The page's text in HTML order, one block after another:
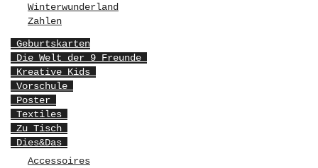
Winterwunderland
Zahlen
Geburtskarten
Die Welt der 9 Freunde
Kreative Kids
Vorschule
Poster
Textiles
Zu Tisch
Dies&Das
Accessoires